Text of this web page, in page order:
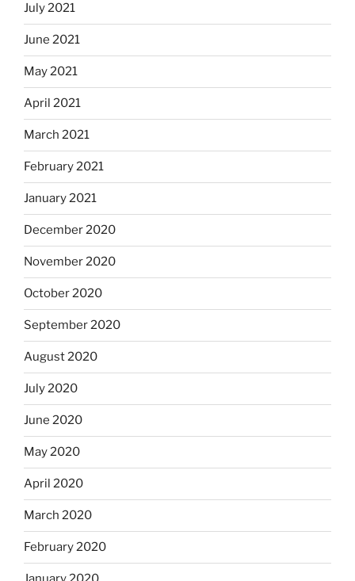
July 2021
June 2021
May 2021
April 2021
March 2021
February 2021
January 2021
December 2020
November 2020
October 2020
September 2020
August 2020
July 2020
June 2020
May 2020
April 2020
March 2020
February 2020